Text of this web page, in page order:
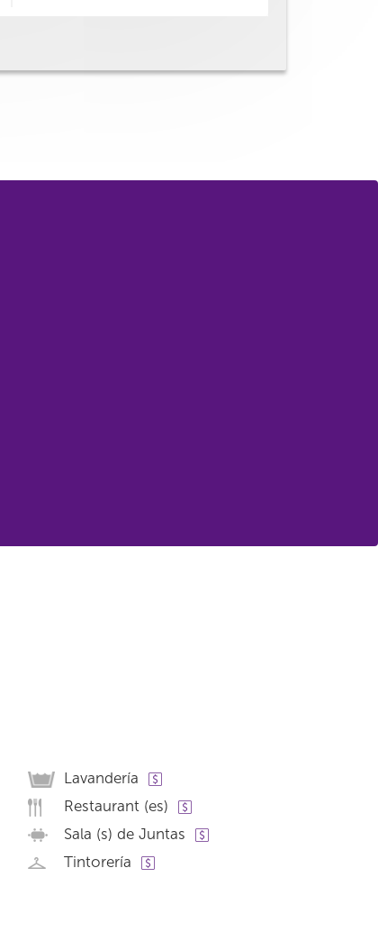
Lavandería
Restaurant (es)
Sala (s) de Juntas
Tintorería